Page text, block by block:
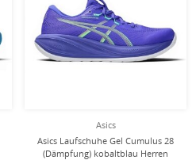
Asics
Asics Laufschuhe Gel Cumulus 28
(Dämpfung) kobaltblau Herren